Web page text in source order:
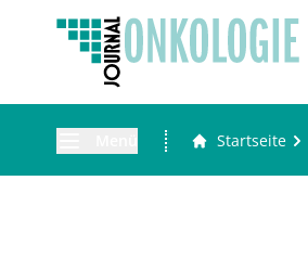
Startseite